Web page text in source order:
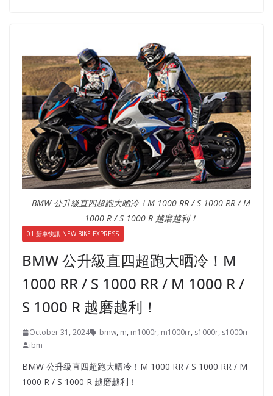
BMW 公升級直四超跑大晒冷！M 1000 RR / S 1000 RR / M
1000 R / S 1000 R 越磨越利！
01 新車快訊 NEW BIKE EXPRESS
BMW 公升級直四超跑大晒冷！M
1000 RR / S 1000 RR / M 1000 R /
S 1000 R 越磨越利！
October 31, 2024 bmw, m, m1000r, m1000rr, s1000r, s1000rr
ibm
BMW 公升級直四超跑大晒冷！M 1000 RR / S 1000 RR / M
1000 R / S 1000 R 越磨越利！